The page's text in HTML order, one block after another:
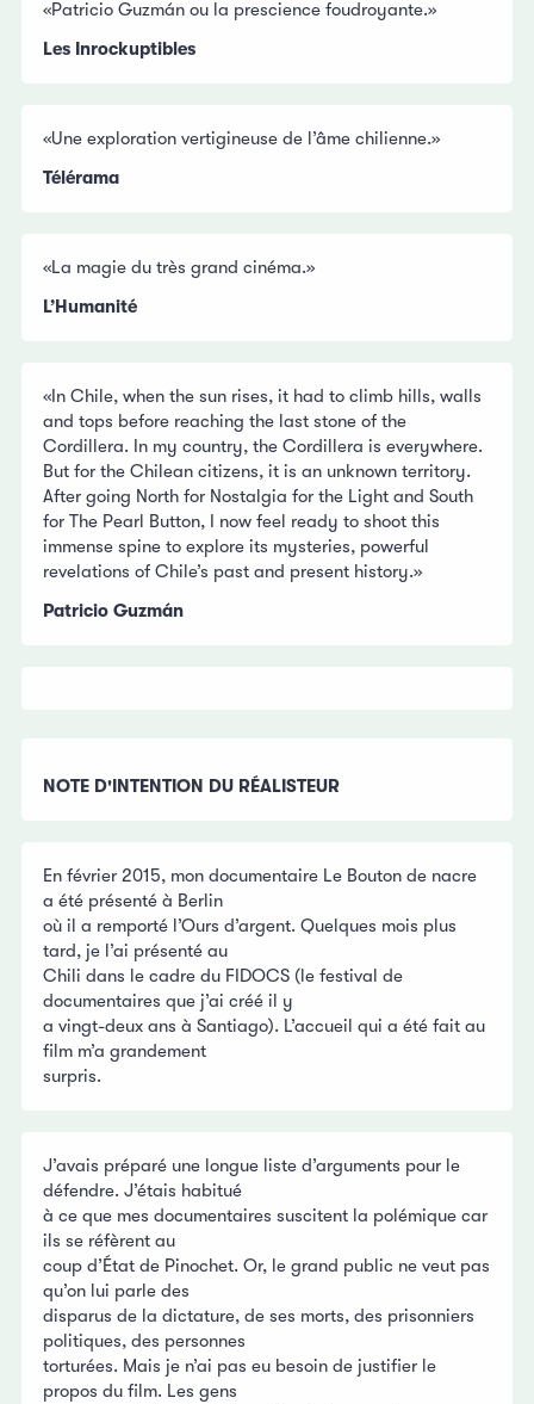
«Patricio Guzmán ou la prescience foudroyante.»
Les Inrockuptibles
«Une exploration vertigineuse de l’âme chilienne.»
Télérama
«La magie du très grand cinéma.»
L’Humanité
«In Chile, when the sun rises, it had to climb hills, walls
and tops before reaching the last stone of the
Cordillera. In my country, the Cordillera is everywhere.
But for the Chilean citizens, it is an unknown territory.
After going North for Nostalgia for the Light and South
for The Pearl Button, I now feel ready to shoot this
immense spine to explore its mysteries, powerful
revelations of Chile’s past and present history.»
Patricio Guzmán
NOTE D'INTENTION DU RÉALISTEUR
En février 2015, mon documentaire Le Bouton de nacre
a été présenté à Berlin
où il a remporté l’Ours d’argent. Quelques mois plus
tard, je l’ai présenté au
Chili dans le cadre du FIDOCS (le festival de
documentaires que j’ai créé il y
a vingt-deux ans à Santiago). L’accueil qui a été fait au
film m’a grandement
surpris.
J’avais préparé une longue liste d’arguments pour le
défendre. J’étais habitué
à ce que mes documentaires suscitent la polémique car
ils se réfèrent au
coup d’État de Pinochet. Or, le grand public ne veut pas
qu’on lui parle des
disparus de la dictature, de ses morts, des prisonniers
politiques, des personnes
torturées. Mais je n’ai pas eu besoin de justifier le
propos du film. Les gens